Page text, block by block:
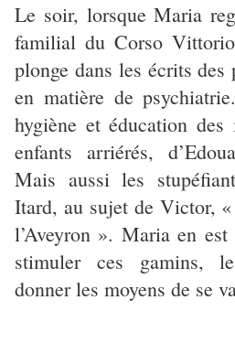
Le soir, lorsque Maria
familial du Corso
plonge dans les écrits des
en matière de
hygiène et éducation
enfants arriérés,
Mais aussi les
Itard, au sujet de Victor, «
l’Aveyron ». Maria en
stimuler ces gamins,
donner les moyens de se